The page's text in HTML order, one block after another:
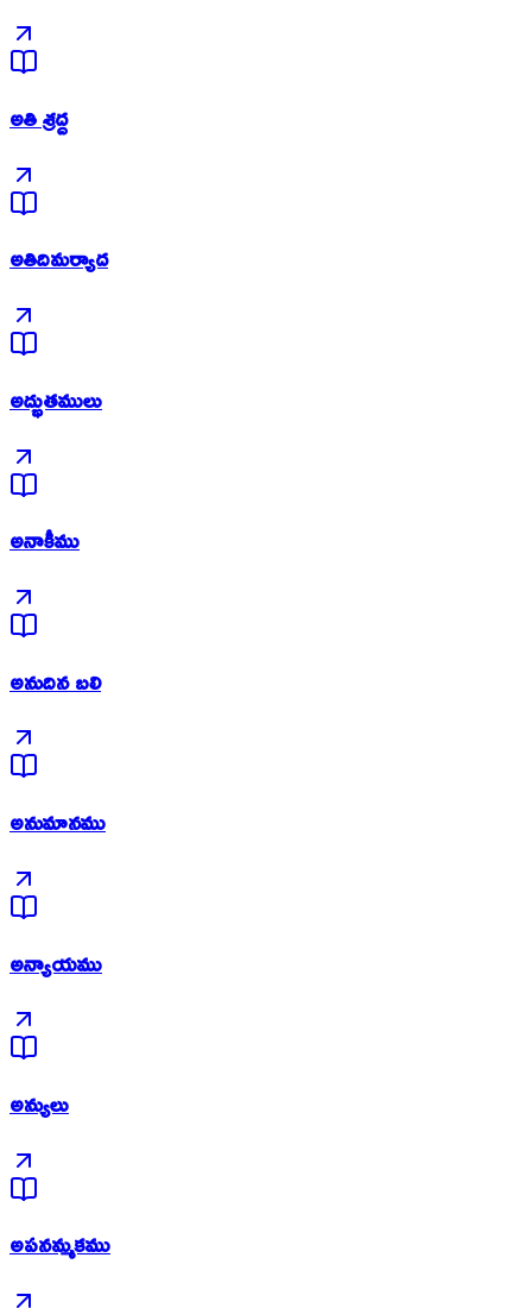
అతి శ్రద్ద
అతిదిమర్యాద
అద్భుతములు
అనాకీము
అనుదిన బలి
అనుమానము
అన్యాయము
అన్యులు
అపనమ్మకము